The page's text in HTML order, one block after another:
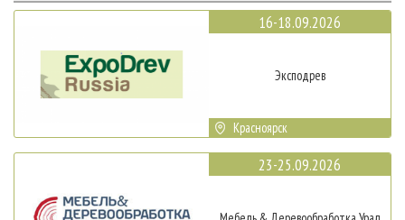
16-18.09.2026
Эксподрев
Красноярск
23-25.09.2026